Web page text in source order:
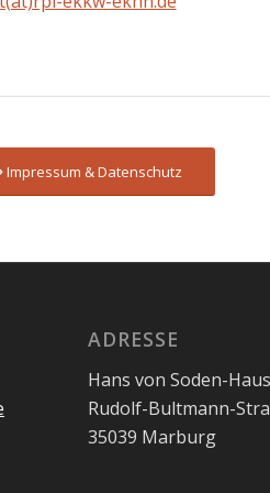
Impressum & Datenschutz
ADRESSE
Hans von Soden-Haus
Rudolf-Bultmann-
35039 Marburg